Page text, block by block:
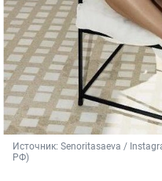
Источник: Senoritasaeva /
РФ)